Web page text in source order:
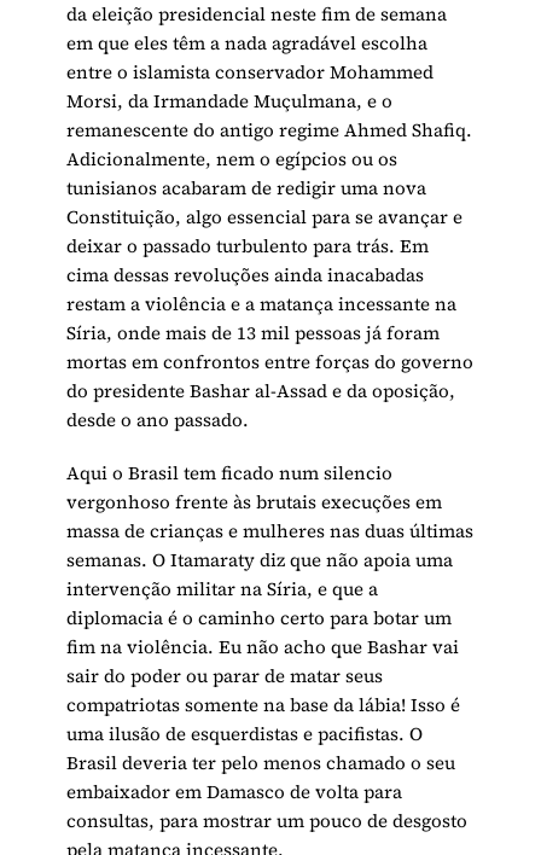
da eleição presidencial neste fim de semana
em que eles têm a nada agradável escolha
entre o islamista conservador Mohammed
Morsi, da Irmandade Muçulmana, e o
remanescente do antigo regime Ahmed Shafiq.
Adicionalmente, nem o egípcios ou os
tunisianos acabaram de redigir uma nova
Constituição, algo essencial para se avançar e
deixar o passado turbulento para trás. Em
cima dessas revoluções ainda inacabadas
restam a violência e a matança incessante na
Síria, onde mais de 13 mil pessoas já foram
mortas em confrontos entre forças do governo
do presidente Bashar al-Assad e da oposição,
desde o ano passado.
Aqui o Brasil tem ficado num silencio
vergonhoso frente às brutais execuções em
massa de crianças e mulheres nas duas últimas
semanas. O Itamaraty diz que não apoia uma
intervenção militar na Síria, e que a
diplomacia é o caminho certo para botar um
fim na violência. Eu não acho que Bashar vai
sair do poder ou parar de matar seus
compatriotas somente na base da lábia! Isso é
uma ilusão de esquerdistas e pacifistas. O
Brasil deveria ter pelo menos chamado o seu
embaixador em Damasco de volta para
consultas, para mostrar um pouco de desgosto
pela matança incessante.